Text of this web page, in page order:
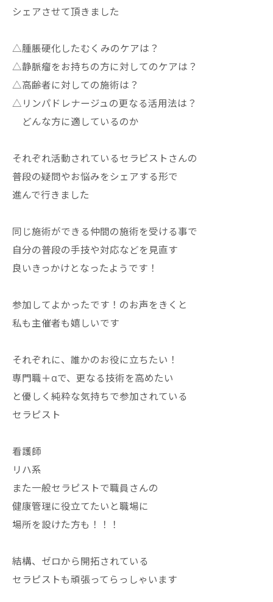
シェアさせて頂きました
△腫脹硬化したむくみのケアは？
△静脈瘤をお持ちの方に対してのケアは？
△高齢者に対しての施術は？
△リンパドレナージュの更なる活用法は？
どんな方に適しているのか
それぞれ活動されているセラピストさんの
普段の疑問やお悩みをシェアする形で
進んで行きました
同じ施術ができる仲間の施術を受ける事で
自分の普段の手技や対応などを見直す
良いきっかけとなったようです！
参加してよかったです！のお声をきくと
私も主催者も嬉しいです
それぞれに、誰かのお役に立ちたい！
専門職＋αで、更なる技術を高めたい
と優しく純粋な気持ちで参加されている
セラピスト
看護師
リハ系
また一般セラピストで職員さんの
健康管理に役立てたいと職場に
場所を設けた方も！！！
結構、ゼロから開拓されている
セラピストも頑張ってらっしゃいます